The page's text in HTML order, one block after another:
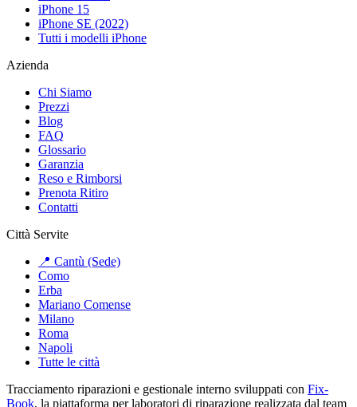
iPhone 15
iPhone SE (2022)
Tutti i modelli iPhone
Azienda
Chi Siamo
Prezzi
Blog
FAQ
Glossario
Garanzia
Reso e Rimborsi
Prenota Ritiro
Contatti
Città Servite
📍 Cantù (Sede)
Como
Erba
Mariano Comense
Milano
Roma
Napoli
Tutte le città
Tracciamento riparazioni e gestionale interno sviluppati con Fix-
Book, la piattaforma per laboratori di riparazione realizzata dal team